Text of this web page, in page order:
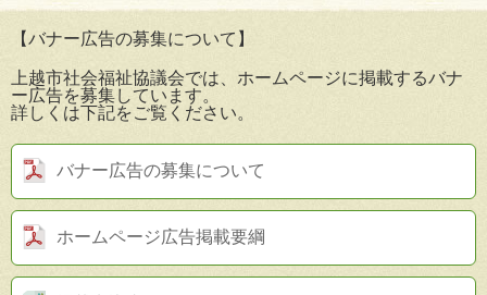
【バナー広告の募集について】
上越市社会福祉協議会では、ホームページに掲載するバナ
ー広告を募集しています。
詳しくは下記をご覧ください。
バナー広告の募集について
ホームページ広告掲載要綱